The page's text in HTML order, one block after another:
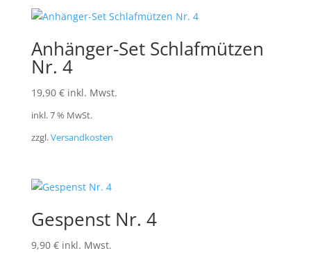
Anhänger-Set Schlafmützen
Nr. 4
19,90 € inkl. Mwst.
inkl. 7 % MwSt.
zzgl.Versandkosten
Gespenst Nr. 4
9,90 € inkl. Mwst.